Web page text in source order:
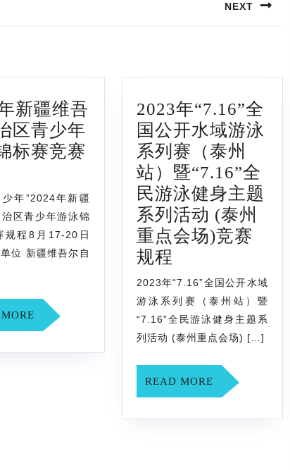
NEXT
新疆维吾
区青少年
标赛竞赛
少年”2024年新疆
区青少年游泳锦
规程8月17-20日
位 新疆维吾尔自
READ
MORE
2023年“7.16”全
国公开水域游泳
系列赛（泰州
站）暨“7.16”全
民游泳健身主题
系列活动 (泰州
重点会场)竞赛
规程
年
“7.16”
全
国
公
开
2023年“7.16”全国公开水域
游泳系列赛（泰州站）暨
“7.16”全民游泳健身主题系
列活动 (泰州重点会场) […]
READ MOREREAD
MORE